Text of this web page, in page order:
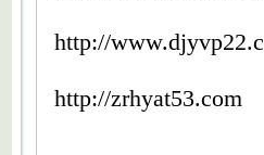
http://
http://zrhyat53.com